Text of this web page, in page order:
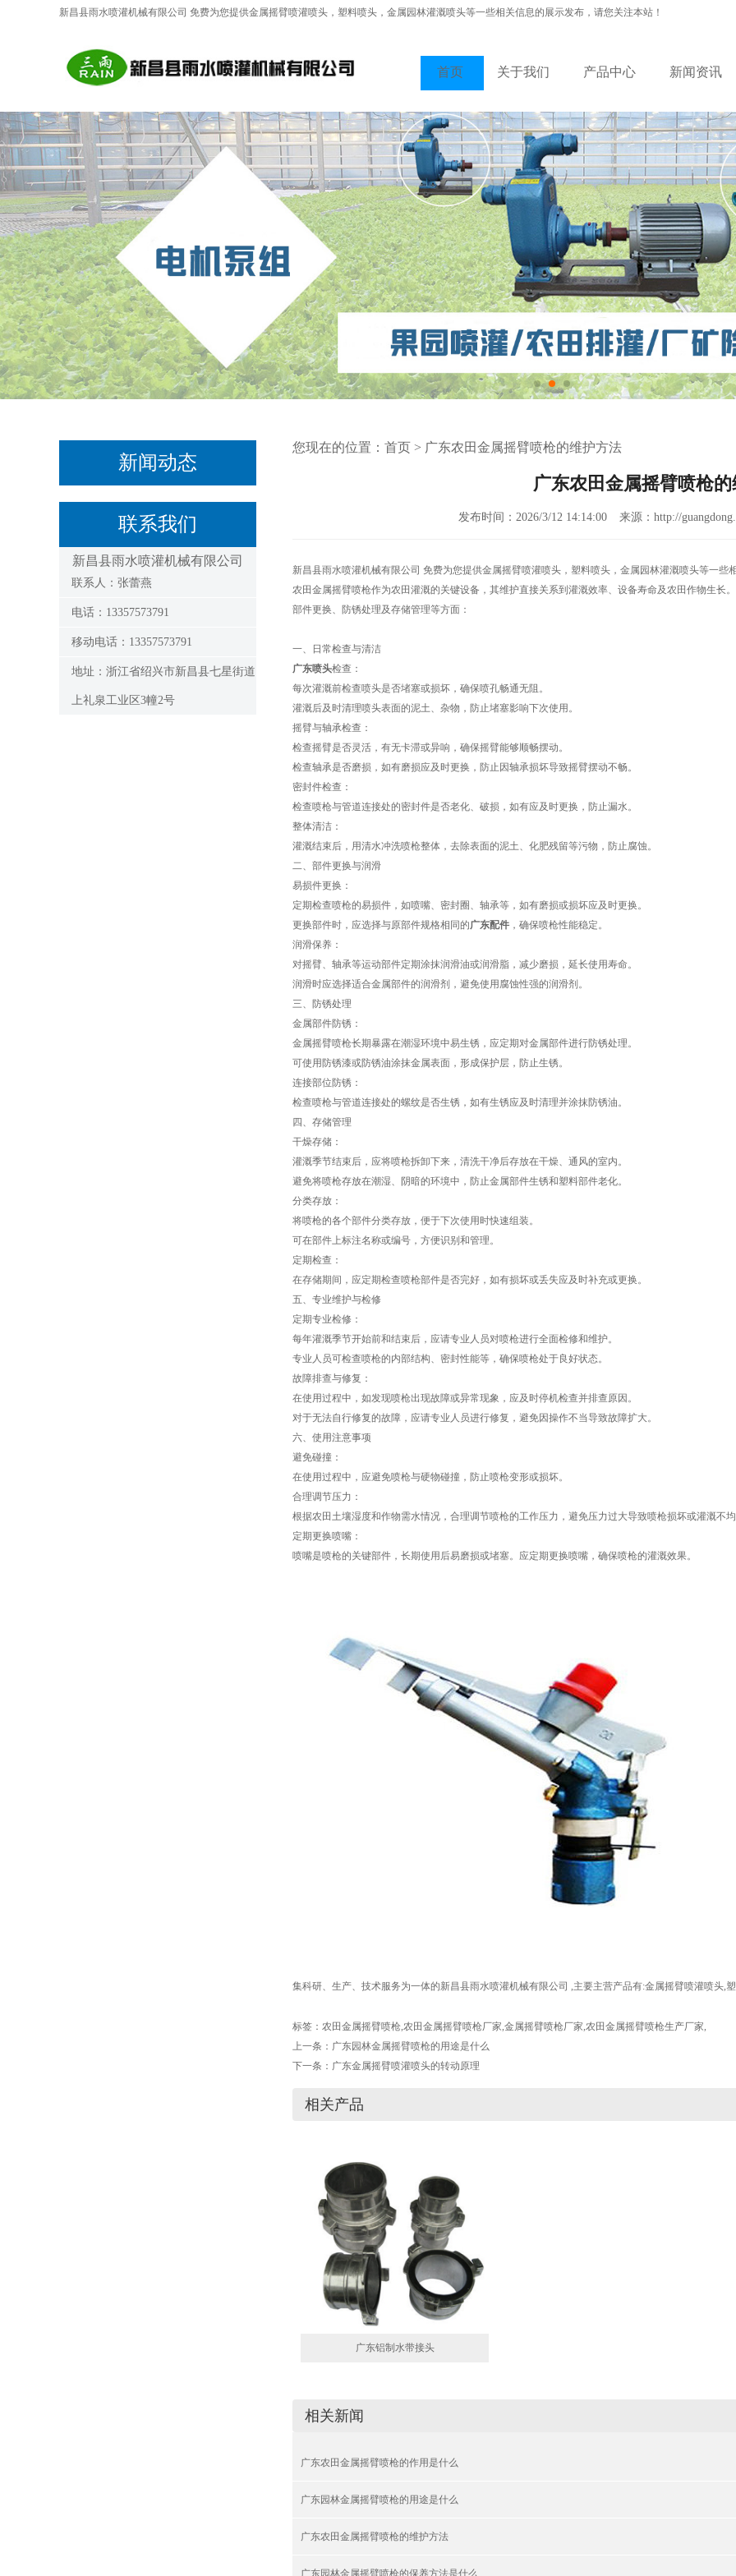
新昌县雨水喷灌机械有限公司 免费为您提供金属摇臂喷灌喷头 ，塑料喷头，金属园林灌溉喷头等一些相关信息的展示发布，请您关注本站！
首页 关于我们 产品中心 新闻资讯
新闻动态
联系我们
新昌县雨水喷灌机械有限公司
联系人：张蕾燕
电话：13357573791
移动电话：13357573791
地址：浙江省绍兴市新昌县七星街道
上礼泉工业区3幢2号
您现在的位置： 首页 > 广东农田金属摇臂喷枪的维护方法
广东农田金属摇臂喷枪
发布时间：2026/3/12 14:14:00 来源：http://
新昌县雨水喷灌机械有限公司 免费为您提供金属摇臂喷灌喷头 ，塑料喷头，金属园林灌溉喷头等一
农田金属摇臂喷枪作为农田灌溉的关键设备，其维护直接关系到灌溉效率、设备寿命及农田作物生长
部件更换、防锈处理及存储管理等方面：
一、日常检查与清洁
广东喷头检查：
每次灌溉前检查喷头是否堵塞或损坏，确保喷孔畅通无阻。
灌溉后及时清理喷头表面的泥土、杂物，防止堵塞影响下次使用。
摇臂与轴承检查：
检查摇臂是否灵活，有无卡滞或异响，确保摇臂能够顺畅摆动。
检查轴承是否磨损，如有磨损应及时更换，防止因轴承损坏导致摇臂摆动不畅。
密封件检查：
检查喷枪与管道连接处的密封件是否老化、破损，如有应及时更换，防止漏水。
整体清洁：
灌溉结束后，用清水冲洗喷枪整体，去除表面的泥土、化肥残留等污物，防止腐蚀。
二、部件更换与润滑
易损件更换：
定期检查喷枪的易损件，如喷嘴、密封圈、轴承等，如有磨损或损坏应及时更换。
更换部件时，应选择与原部件规格相同的广东配件 ，确保喷枪性能稳定。
润滑保养：
对摇臂、轴承等运动部件定期涂抹润滑油或润滑脂，减少磨损，延长使用寿命。
润滑时应选择适合金属部件的润滑剂，避免使用腐蚀性强的润滑剂。
三、防锈处理
金属部件防锈：
金属摇臂喷枪长期暴露在潮湿环境中易生锈，应定期对金属部件进行防锈处理。
可使用防锈漆或防锈油涂抹金属表面，形成保护层，防止生锈。
连接部位防锈：
检查喷枪与管道连接处的螺纹是否生锈，如有生锈应及时清理并涂抹防锈油。
四、存储管理
干燥存储：
灌溉季节结束后，应将喷枪拆卸下来，清洗干净后存放在干燥、通风的室内。
避免将喷枪存放在潮湿、阴暗的环境中，防止金属部件生锈和塑料部件老化。
分类存放：
将喷枪的各个部件分类存放，便于下次使用时快速组装。
可在部件上标注名称或编号，方便识别和管理。
定期检查：
在存储期间，应定期检查喷枪部件是否完好，如有损坏或丢失应及时补充或更换。
五、专业维护与检修
定期专业检修：
每年灌溉季节开始前和结束后，应请专业人员对喷枪进行全面检修和维护。
专业人员可检查喷枪的内部结构、密封性能等，确保喷枪处于良好状态。
故障排查与修复：
在使用过程中，如发现喷枪出现故障或异常现象，应及时停机检查并排查原因。
对于无法自行修复的故障，应请专业人员进行修复，避免因操作不当导致故障扩大。
六、使用注意事项
避免碰撞：
在使用过程中，应避免喷枪与硬物碰撞，防止喷枪变形或损坏。
合理调节压力：
根据农田土壤湿度和作物需水情况，合理调节喷枪的工作压力，避免压力过大导致喷枪损坏或灌溉不
定期更换喷嘴：
喷嘴是喷枪的关键部件，长期使用后易磨损或堵塞。应定期更换喷嘴，确保喷枪的灌溉效果。
集科研、生产、技术服务为一体的新昌县雨水喷灌机械有限公司 ,主要主营产品有:金属摇臂喷灌喷头,
标签： 农田金属摇臂喷枪,农田金属摇臂喷枪厂家,金属摇臂喷枪厂家,农田金属摇臂喷枪生产厂家,
上一条： 广东园林金属摇臂喷枪的用途是什么
下一条： 广东金属摇臂喷灌喷头的转动原理
相关产品
广东铝制水带接头
相关新闻
广东农田金属摇臂喷枪的作用是什么
广东园林金属摇臂喷枪的用途是什么
广东农田金属摇臂喷枪的维护方法
广东园林金属摇臂喷枪的保养方法是什么
AI客服